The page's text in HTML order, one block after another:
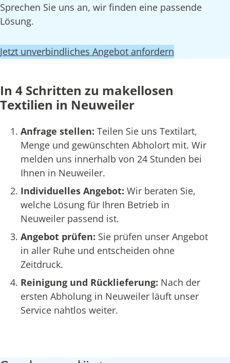
Sprechen Sie uns an, wir finden eine passende
Lösung.
Jetzt unverbindliches Angebot anfordern
In 4 Schritten zu makellosen
Textilien in Neuweiler
Anfrage stellen: Teilen Sie uns Textilart,
Menge und gewünschten Abholort mit. Wir
melden uns innerhalb von 24 Stunden bei
Ihnen in Neuweiler.
Individuelles Angebot: Wir beraten Sie,
welche Lösung für Ihren Betrieb in
Neuweiler passend ist.
Angebot prüfen: Sie prüfen unser Angebot
in aller Ruhe und entscheiden ohne
Zeitdruck.
Reinigung und Rücklieferung: Nach der
ersten Abholung in Neuweiler läuft unser
Service nahtlos weiter.